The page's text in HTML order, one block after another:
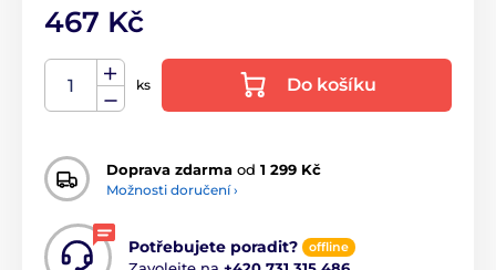
467 Kč
ks Do košíku
Doprava zdarma od 1 299 Kč
Možnosti doručení ›
Potřebujete poradit? offline